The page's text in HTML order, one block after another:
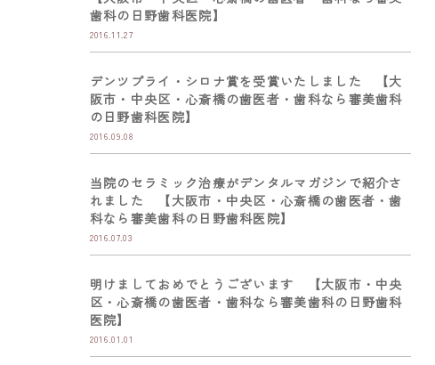
歯科の日野歯科医院】
2016.11.27
デンツプライ・シロナ賞を受賞いたしました 【大
阪市・中央区・心斎橋の歯医者・歯科なら審美歯科
の日野歯科医院】
2016.09.08
当院のセラミック治療がデンタルマガジンで紹介さ
れました 【大阪市・中央区・心斎橋の歯医者・歯
科なら審美歯科の日野歯科医院】
2016.07.03
明けましておめでとうございます 【大阪市・中央
区・心斎橋の歯医者・歯科なら審美歯科の日野歯科
医院】
2016.01.01